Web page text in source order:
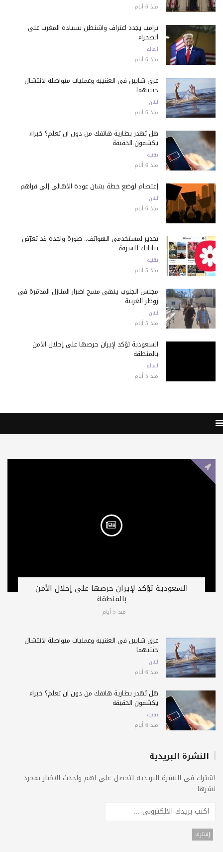
منذ 6 أيام
ترامب يجدد اعتراف واشنطن بسيادة المغرب على
الصحراء
العالم
منذ 6 أيام
غرق شابين في العقيبة وعمليات متواصلة لانتشال
جثتيهما
لبنان
منذ 6 أيام
هل تُهدر بطارية هاتفك من دون أن تعلم؟ خبراء
يكشفون الحقيقة
تقنية
منذ 6 أيام
إعتصام لوضع خطة بشأن عودة الأهالي إلى قراهم
لبنان
منذ 6 أيام
تحذير لمستخدمي الهواتف.. صورة واحدة قد تعرّض
بياناتك للسرقة
تقنية
منذ 5 أيام
مجلس الجنوب ينهي مسح أضرار المنازل المدمّرة في
زوطر الغربية
لبنان
منذ 5 أيام
السعودية تؤكد لإيران حرصها على إحلال الأمن
بالمنطقة
العالم
منذ 5 أيام
السعودية تؤكد لإيران حرصها على إحلال الأمن
بالمنطقة
منذ 5 أيام
غرق شابين في العقيبة وعمليات متواصلة لانتشال
جثتيهما
لبنان
منذ 6 أيام
هل تُهدر بطارية هاتفك من دون أن تعلم؟ خبراء
يكشفون الحقيقة
تقنية
منذ 6 أيام
النشرة البريدية
اشترك فى النشرة البريدية لتحصل على اهم واحدث الاخبار بمجرد
نشرها